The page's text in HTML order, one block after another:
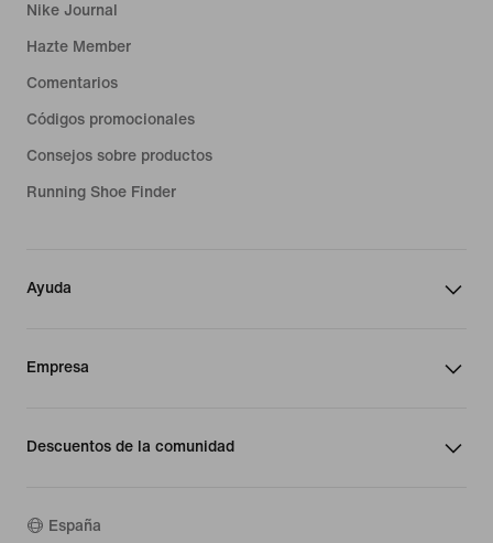
Nike Journal
Hazte Member
Comentarios
Códigos promocionales
Consejos sobre productos
Running Shoe Finder
Ayuda
Empresa
Descuentos de la comunidad
España